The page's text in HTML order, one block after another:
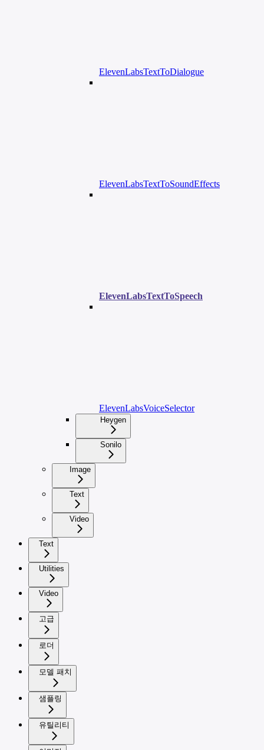
ElevenLabsTextToDialogue
ElevenLabsTextToSoundEffects
ElevenLabsTextToSpeech
ElevenLabsVoiceSelector
Heygen
Sonilo
Image
Text
Video
Text
Utilities
Video
고급
로더
모델 패치
샘플링
유틸리티